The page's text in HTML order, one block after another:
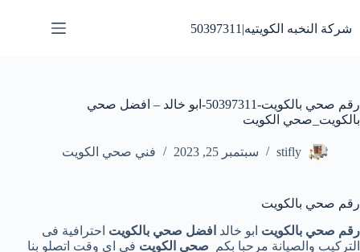
إلى
المحتوى
شركة النخبه الكويتيه|50397311
رقم صحي بالكويت-50397311-ابو خالد – افضل صحي
بالكويت_صحي الكويت
stifly سبتمبر 25, 2023 فني صحي الكويت
رقم صحي بالكويت
رقم صحي بالكويت ابو خالد افضل صحي بالكويت احترافية فى
التركيب والصيانة مرحبا بكم صحي الكويت في اي وقت اتصلو بنا